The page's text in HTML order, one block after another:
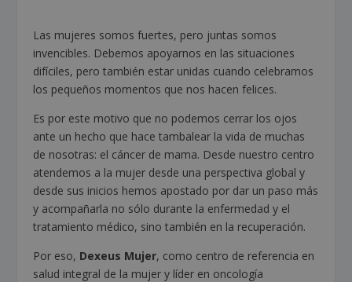
Las mujeres somos fuertes, pero juntas somos
invencibles. Debemos apoyarnos en las situaciones
difíciles, pero también estar unidas cuando celebramos
los pequeños momentos que nos hacen felices.
Es por este motivo que no podemos cerrar los ojos
ante un hecho que hace tambalear la vida de muchas
de nosotras: el cáncer de mama. Desde nuestro centro
atendemos a la mujer desde una perspectiva global y
desde sus inicios hemos apostado por dar un paso más
y acompañarla no sólo durante la enfermedad y el
tratamiento médico, sino también en la recuperación.
Por eso, Dexeus Mujer, como centro de referencia en
salud integral de la mujer y líder en oncología